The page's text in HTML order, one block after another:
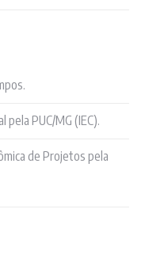
PUC/MG (IEC).
de Projetos pela